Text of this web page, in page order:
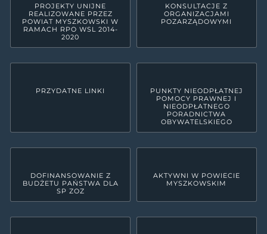
PROJEKTY UNIJNE
REALIZOWANE PRZEZ
POWIAT MYSZKOWSKI W
RAMACH RPO WSL 2014-
2020
KONSULTACJE Z
ORGANIZACJAMI
POZARZĄDOWYMI
PRZYDATNE LINKI
PUNKTY NIEODPŁATNEJ
POMOCY PRAWNEJ I
NIEODPŁATNEGO
PORADNICTWA
OBYWATELSKIEGO
DOFINANSOWANIE Z
BUDŻETU PAŃSTWA DLA
SP ZOZ
AKTYWNI W POWIECIE
MYSZKOWSKIM